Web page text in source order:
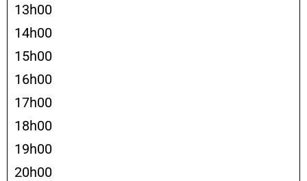
13h00
14h00
15h00
16h00
17h00
18h00
19h00
20h00